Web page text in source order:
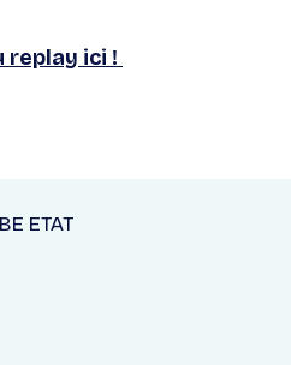
replay ici !
ETAT